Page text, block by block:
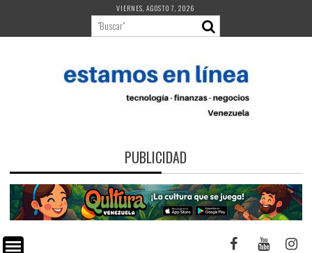
contenido
VIERNES, AGOSTO 7, 2026
PUBLICIDAD